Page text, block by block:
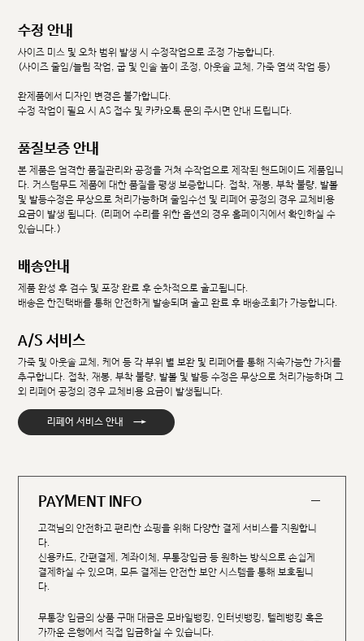
수정 안내
사이즈 미스 및 오차 범위 발생 시 수정작업으로 조정 가능합니다.
(사이즈 줄임/늘림 작업, 굽 및 인솔 높이 조정, 아웃솔 교체, 가죽 염색 작업 등)
완제품에서 디자인 변경은 불가합니다.
수정 작업이 필요 시 AS 접수 및 카카오톡 문의 주시면 안내 드립니다.
품질보증 안내
본 제품은 엄격한 품질관리와 공정을 거쳐 수작업으로 제작된 핸드메이드 제품입니
다. 커스텀무드 제품에 대한 품질을 평생 보증합니다. 접착, 재봉, 부착 불량, 발볼
및 발등수정은 무상으로 처리가능하며 줄임수선 및 리페어 공정의 경우 교체비용
요금이 발생 됩니다. (리페어 수리를 위한 옵션의 경우 홈페이지에서 확인하실 수
있습니다.)
배송안내
제품 완성 후 검수 및 포장 완료 후 순차적으로 출고됩니다.
배송은 한진택배를 통해 안전하게 발송되며 출고 완료 후 배송조회가 가능합니다.
A/S 서비스
가죽 및 아웃솔 교체, 케어 등 각 부위 별 보완 및 리페어를 통해 지속가능한 가치를
추구합니다. 접착, 재봉, 부착 불량, 발볼 및 발등 수정은 무상으로 처리가능하며 그
외 리페어 공정의 경우 교체비용 요금이 발생됩니다.
리페어 서비스 안내 →
PAYMENT INFO
고객님의 안전하고 편리한 쇼핑을 위해 다양한 결제 서비스를 지원합니
다.
신용카드, 간편결제, 계좌이체, 무통장입금 등 원하는 방식으로 손쉽게
결제하실 수 있으며, 모든 결제는 안전한 보안 시스템을 통해 보호됩니
다.
무통장 입금의 상품 구매 대금은 모바일뱅킹, 인터넷뱅킹, 텔레뱅킹 혹은
가까운 은행에서 직접 입금하실 수 있습니다.